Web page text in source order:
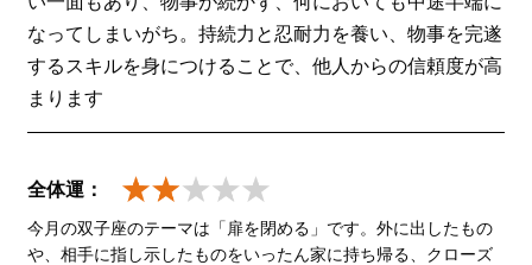
なってしまいがち。持続力と忍耐力を養い、物事を完遂
するスキルを身につけることで、他人からの信頼度が高
まります
全体運：
今月の双子座のテーマは「扉を閉める」です。外に出したもの
や、相手に指し示したものをいったん家に持ち帰る、クローズ